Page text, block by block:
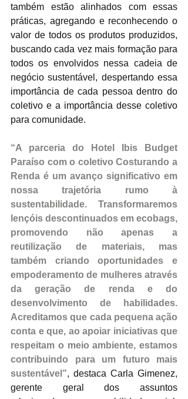
também estão alinhados com essas
práticas, agregando e reconhecendo o
valor de todos os produtos produzidos,
buscando cada vez mais formação para
todos os envolvidos nessa cadeia de
negócio sustentável, despertando essa
importância de cada pessoa dentro do
coletivo e a importância desse coletivo
para comunidade.
“A parceria do Hotel Ibis Budget
Paraíso com o coletivo Costurando a
Renda é um avanço significativo em
nossa trajetória rumo à
sustentabilidade. Transformaremos
lençóis descontinuados em ecobags,
promovendo não apenas a
reutilização de materiais, mas
também criando oportunidades e
empoderamento de mulheres através
da geração de renda e do
desenvolvimento de habilidades.
Acreditamos que cada pequena ação
conta e que, ao apoiar iniciativas que
respeitam o meio ambiente, estamos
contribuindo para um futuro mais
sustentável”, destaca Carla Gimenez,
gerente geral dos assuntos